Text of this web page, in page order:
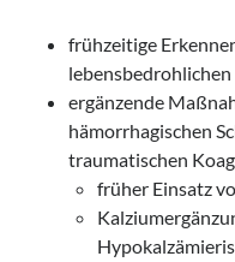
frühzeitige
ergänzende
hämorrhagischen
traumatischen
früher Einsatz